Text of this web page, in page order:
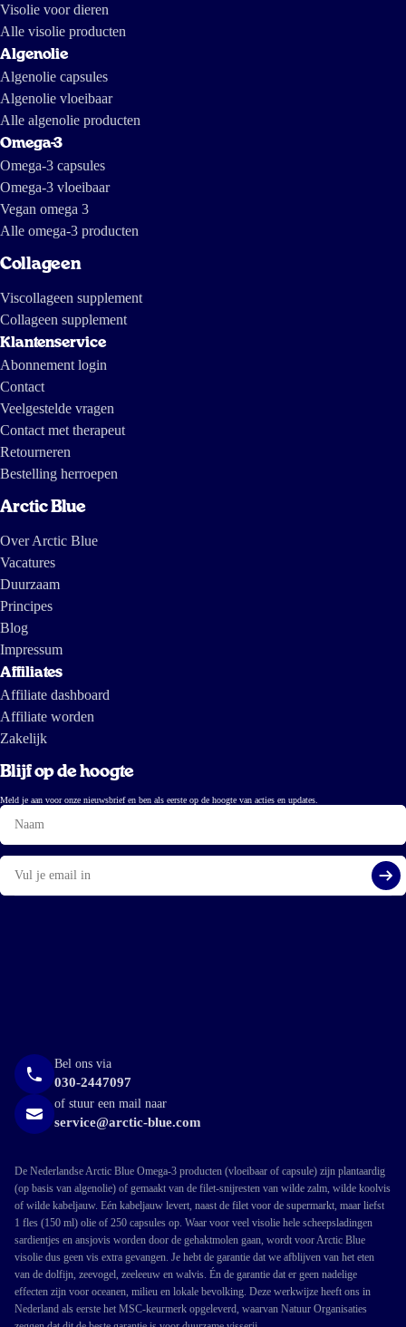
Visolie voor dieren
Alle visolie producten
Algenolie
Algenolie capsules
Algenolie vloeibaar
Alle algenolie producten
Omega-3
Omega-3 capsules
Omega-3 vloeibaar
Vegan omega 3
Alle omega-3 producten
Collageen
Viscollageen supplement
Collageen supplement
Klantenservice
Abonnement login
Contact
Veelgestelde vragen
Contact met therapeut
Retourneren
Bestelling herroepen
Arctic Blue
Over Arctic Blue
Vacatures
Duurzaam
Principes
Blog
Impressum
Affiliates
Affiliate dashboard
Affiliate worden
Zakelijk
Blijf op de hoogte
Meld je aan voor onze nieuwsbrief en ben als eerste op de hoogte van acties en updates.
Naam
E-
mail
Bel ons via
030-2447097
of stuur een mail naar
service@arctic-blue.com
De Nederlandse Arctic Blue Omega-3 producten (vloeibaar of capsule) zijn plantaardig
(op basis van algenolie) of gemaakt van de filet-snijresten van wilde zalm, wilde koolvis
of wilde kabeljauw. Eén kabeljauw levert, naast de filet voor de supermarkt, maar liefst
1 fles (150 ml) olie of 250 capsules op. Waar voor veel visolie hele scheepsladingen
sardientjes en ansjovis worden door de gehaktmolen gaan, wordt voor Arctic Blue
visolie dus geen vis extra gevangen. Je hebt de garantie dat we afblijven van het eten
van de dolfijn, zeevogel, zeeleeuw en walvis. Én de garantie dat er geen nadelige
effecten zijn voor oceanen, milieu en lokale bevolking. Deze werkwijze heeft ons in
Nederland als eerste het MSC-keurmerk opgeleverd, waarvan Natuur Organisaties